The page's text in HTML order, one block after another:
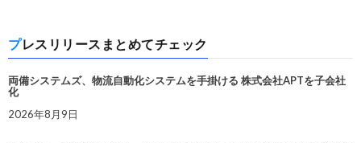
プレスリリースまとめてチェック
両備システムズ、物流自動化システムを手掛ける 株式会社APTを子会社
化
2026年8月9日